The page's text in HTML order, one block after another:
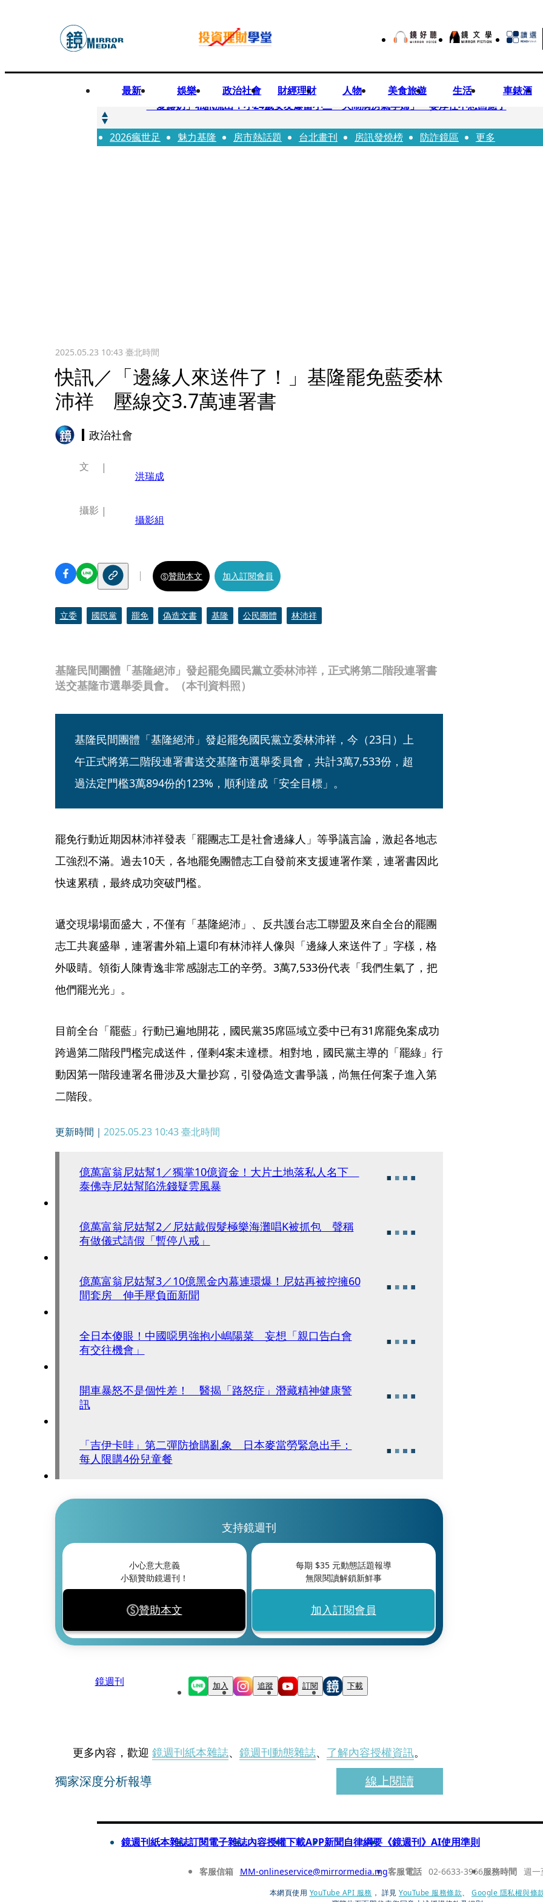
最新 娛樂 政治社會 財經理財 人物 美食旅遊 生活 車錶酒
快訊
「愛露奶」私訊流出！小24歲女友爆當小三「大鬧病房氣孕婦」 姜厚任不忍回應了
快訊
台玻夫人稱長子抑鬱輕生 兒媳譚以欣：若愛只在完全順從才給予，就不是無條件的愛
2026瘋世足 魅力基隆 房市熱話題 台北畫刊 房訊發燒榜 防詐鏡區 更多
2025.05.23 10:43 臺北時間
快訊／「邊緣人來送件了！」基隆罷免藍委林
沛祥 壓線交3.7萬連署書
政治社會
基隆民間團體「基隆絕沛」發起罷免國民黨立委林沛祥，正式將第二階段連署書
送交基隆市選舉委員會。（本刊資料照）
文
洪瑞成
攝影
攝影組
贊助本文 加入訂閱會員
立委 國民黨 罷免 偽造文書 基隆 公民團體 林沛祥
基隆民間團體「基隆絕沛」發起罷免國民黨立委林沛祥，今（23日）上
午正式將第二階段連署書送交基隆市選舉委員會，共計3萬7,533份，超
過法定門檻3萬894份的123%，順利達成「安全目標」。
罷免行動近期因林沛祥發表「罷團志工是社會邊緣人」等爭議言論，激起各地志
工強烈不滿。過去10天，各地罷免團體志工自發前來支援連署作業，連署書因此
快速累積，最終成功突破門檻。
遞交現場場面盛大，不僅有「基隆絕沛」、反共護台志工聯盟及來自全台的罷團
志工共襄盛舉，連署書外箱上還印有林沛祥人像與「邊緣人來送件了」字樣，格
外吸睛。領銜人陳青逸非常感謝志工的辛勞。3萬7,533份代表「我們生氣了，把
他們罷光光」。
目前全台「罷藍」行動已遍地開花，國民黨35席區域立委中已有31席罷免案成功
跨過第二階段門檻完成送件，僅剩4案未達標。相對地，國民黨主導的「罷綠」行
動因第一階段連署名冊涉及大量抄寫，引發偽造文書爭議，尚無任何案子進入第
二階段。
更新時間｜ 2025.05.23 10:43臺北時間
億萬富翁尼姑幫1／獨掌10億資金！大片土地落私人名下
泰佛寺尼姑幫陷洗錢疑雲風暴
億萬富翁尼姑幫2／尼姑戴假髮極樂海灘唱K被抓包 聲稱
有做儀式請假「暫停八戒」
億萬富翁尼姑幫3／10億黑金內幕連環爆！尼姑再被控擁60
間套房 伸手壓負面新聞
全日本傻眼！中國噁男強抱小嶋陽菜 妄想「親口告白會
有交往機會」
開車暴怒不是個性差！ 醫揭「路怒症」潛藏精神健康警
訊
「吉伊卡哇」第二彈防搶購亂象 日本麥當勞緊急出手：
每人限購4份兒童餐
支持鏡週刊
小心意大意義
小額贊助鏡週刊！
贊助本文
每期 $35元動態話題報導
無限閱讀解鎖新鮮事
加入訂閱會員
鏡週刊 加入 追蹤 訂閱 下載
更多內容，歡迎 鏡週刊紙本雜誌、 鏡週刊動態雜誌、 了解內容授權資訊。
獨家深度分析報導 線上閱讀
鏡週刊紙本雜誌訂閱電子雜誌內容授權下載APP新聞自律綱要 《鏡週刊》AI使用準則
客服信箱 MM-onlineservice@mirrormedia.mg客服電話 02-6633-3966服務時間 週一
本網頁使用 YouTube API 服務 ， 詳見 YouTube 服務條款、
Google 隱私權與條